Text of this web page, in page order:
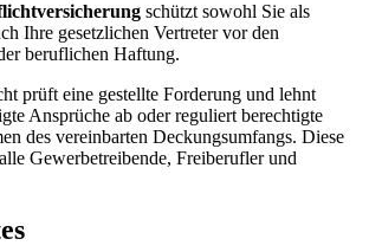
schützt sowohl Sie als
Ihre gesetzlichen Vertreter vor den
beruflichen Haftung.
prüft eine gestellte Forderung und lehnt
Ansprüche ab oder reguliert berechtigte
des vereinbarten Deckungsumfangs. Diese
Gewerbetreibende, Freiberufler und